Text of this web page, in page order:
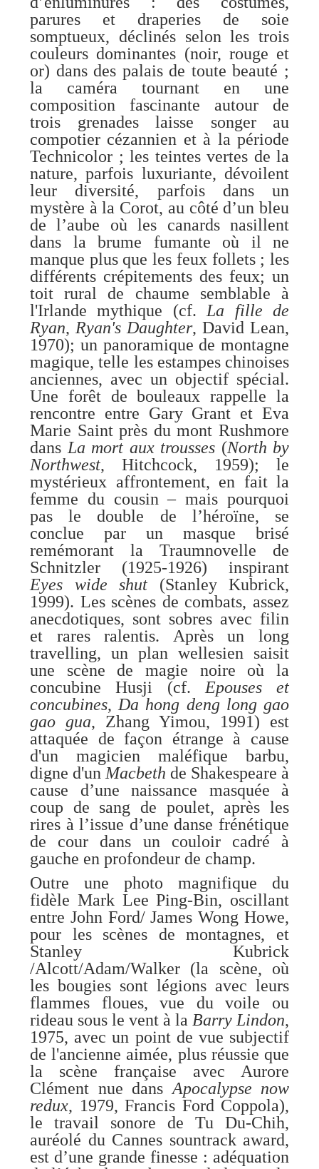
parures et draperies de soie
somptueux, déclinés selon les trois
couleurs dominantes (noir, rouge et
or) dans des palais de toute beauté ;
la caméra tournant en une
composition fascinante autour de
trois grenades laisse songer au
compotier cézannien et à la période
Technicolor ; les teintes vertes de la
nature, parfois luxuriante, dévoilent
leur diversité, parfois dans un
mystère à la Corot, au côté d’un bleu
de l’aube où les canards nasillent
dans la brume fumante où il ne
manque plus que les feux follets ; les
différents crépitements des feux; un
toit rural de chaume semblable à
l'Irlande mythique (cf.La fille de
Ryan, Ryan's Daughter, David Lean,
1970); un panoramique de montagne
magique, telle les estampes chinoises
anciennes, avec un objectif spécial.
Une forêt de bouleaux rappelle la
rencontre entre Gary Grant et Eva
Marie Saint près du mont Rushmore
dansLa mort aux trousses (North by
Northwest, Hitchcock, 1959); le
mystérieux affrontement, en fait la
femme du cousin – mais pourquoi
pas le double de l’héroïne, se
conclue par un masque brisé
remémorant la Traumnovelle de
Schnitzler (1925-1926) inspirant
Eyes wide shut (Stanley Kubrick,
1999). Les scènes de combats, assez
anecdotiques, sont sobres avec filin
et rares ralentis. Après un long
travelling, un plan wellesien saisit
une scène de magie noire où la
concubine Husji (cf.Epouses et
concubines,Da hong deng long gao
gao gua, Zhang Yimou, 1991) est
attaquée de façon étrange à cause
d'un magicien maléfique barbu,
digne d'unMacbeth de Shakespeare à
cause d’une naissance masquée à
coup de sang de poulet, après les
rires à l’issue d’une danse frénétique
de cour dans un couloir cadré à
gauche en profondeur de champ.
Outre une photo magnifique du
fidèle Mark Lee Ping-Bin, oscillant
entre John Ford/ James Wong Howe,
pour les scènes de montagnes, et
Stanley Kubrick
/Alcott/Adam/Walker (la scène, où
les bougies sont légions avec leurs
flammes floues, vue du voile ou
rideau sous le vent à la Barry Lindon,
1975, avec un point de vue subjectif
de l'ancienne aimée, plus réussie que
la scène française avec Aurore
Clément nue dansApocalypse now
redux, 1979, Francis Ford Coppola),
le travail sonore de Tu Du-Chih,
auréolé du Cannes sountrack award,
est d’une grande finesse : adéquation